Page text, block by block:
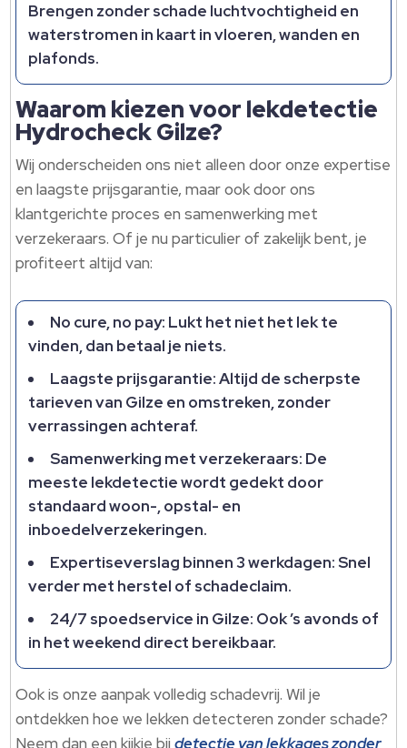
Brengen zonder schade luchtvochtigheid en
waterstromen in kaart in vloeren, wanden en
plafonds.
Waarom kiezen voor lekdetectie
Hydrocheck Gilze?
Wij onderscheiden ons niet alleen door onze expertise
en laagste prijsgarantie, maar ook door ons
klantgerichte proces en samenwerking met
verzekeraars. Of je nu particulier of zakelijk bent, je
profiteert altijd van:
No cure, no pay: Lukt het niet het lek te
vinden, dan betaal je niets.
Laagste prijsgarantie: Altijd de scherpste
tarieven van Gilze en omstreken, zonder
verrassingen achteraf.
Samenwerking met verzekeraars: De
meeste lekdetectie wordt gedekt door
standaard woon-, opstal- en
inboedelverzekeringen.
Expertiseverslag binnen 3 werkdagen: Snel
verder met herstel of schadeclaim.
24/7 spoedservice in Gilze: Ook ’s avonds of
in het weekend direct bereikbaar.
Ook is onze aanpak volledig schadevrij. Wil je
ontdekken hoe we lekken detecteren zonder schade?
Neem dan een kijkje bijdetectie van lekkages zonder